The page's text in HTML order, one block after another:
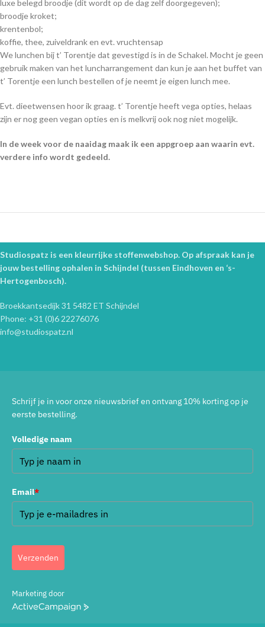
luxe belegd broodje (dit wordt op de dag zelf doorgegeven);
broodje kroket;
krentenbol;
koffie, thee, zuiveldrank en evt. vruchtensap
We lunchen bij t’ Torentje dat gevestigd is in de Schakel. Mocht je geen
gebruik maken van het luncharrangement dan kun je aan het buffet van
t’ Torentje een lunch bestellen of je neemt je eigen lunch mee.
Evt. dieetwensen hoor ik graag. t’ Torentje heeft vega opties, helaas
zijn er nog geen vegan opties en is melkvrij ook nog niet mogelijk.
In de week voor de naaidag maak ik een appgroep aan waarin evt.
verdere info wordt gedeeld.
Studiospatz is een kleurrijke stoffenwebshop. Op afspraak kan je
jouw bestelling ophalen in Schijndel (tussen Eindhoven en ‘s-
Hertogenbosch).
Broekkantsedijk 31 5482 ET Schijndel
Phone: +31 (0)6 22276076
info@studiospatz.nl
Schrijf je in voor onze nieuwsbrief en ontvang 10% korting op je
eerste bestelling.
Volledige naam
Email*
Verzenden
Marketing door
ActiveCampaign